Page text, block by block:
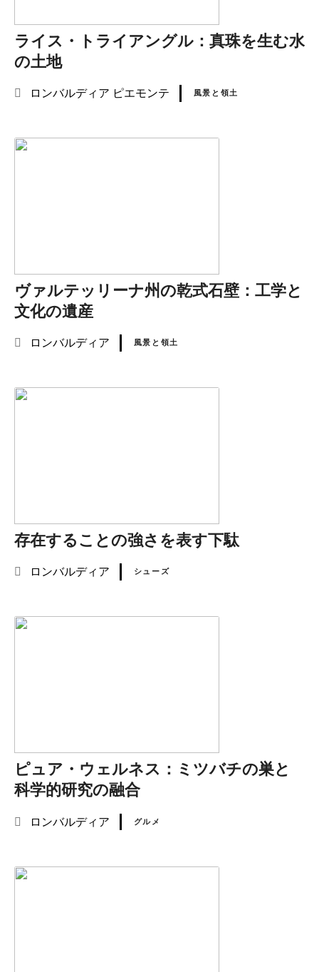
ライス・トライアングル：真珠を生む水
の土地
ロンバルディア ピエモンテ 風景と領土
ヴァルテッリーナ州の乾式石壁：工学と
文化の遺産
ロンバルディア 風景と領土
存在することの強さを表す下駄
ロンバルディア シューズ
ピュア・ウェルネス：ミツバチの巣と
科学的研究の融合
ロンバルディア グルメ